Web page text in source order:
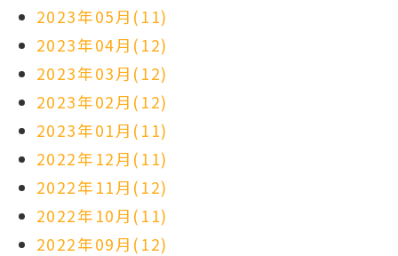
2023年05月(11)
2023年04月(12)
2023年03月(12)
2023年02月(12)
2023年01月(11)
2022年12月(11)
2022年11月(12)
2022年10月(11)
2022年09月(12)